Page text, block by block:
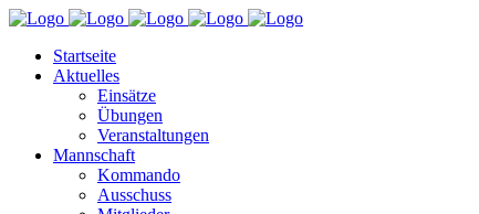
Startseite
Aktuelles
Einsätze
Übungen
Veranstaltungen
Mannschaft
Kommando
Ausschuss